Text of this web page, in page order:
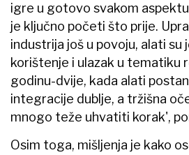
igre u gotovo svakom
je ključno početi što prije.
industrija još u povoju, alati su
korištenje i ulazak u tematiku
godinu-dvije, kada alati
integracije dublje, a tržišna
mnogo teže uhvatiti korak',
Osim toga, mišljenja je kako